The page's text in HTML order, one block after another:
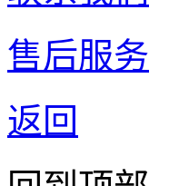
售后服务
返回